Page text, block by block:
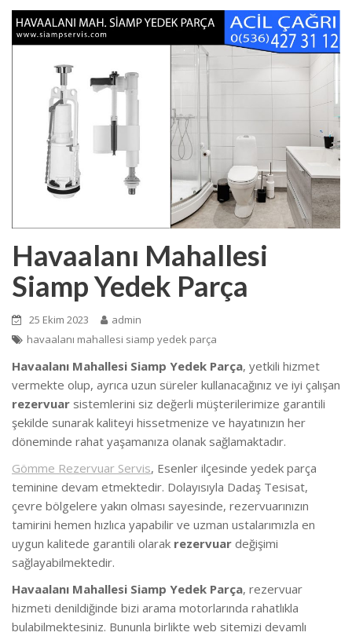
Havaalanı Mahallesi
Siamp Yedek Parça
25 Ekim 2023
admin
havaalanı mahallesi siamp yedek parça
Havaalanı Mahallesi Siamp Yedek Parça, yetkili hizmet
vermekte olup, ayrıca uzun süreler kullanacağınız ve iyi çalışan
rezervuar sistemlerini siz değerli müşterilerimize garantili
şekilde sunarak kaliteyi hissetmenize ve hayatınızın her
döneminde rahat yaşamanıza olanak sağlamaktadır.
Gömme Rezervuar Servis, Esenler ilçesinde yedek parça
teminine devam etmektedir. Dolayısıyla Dadaş Tesisat,
çevre bölgelere yakın olması sayesinde, rezervuarınızın
tamirini hemen hızlıca yapabilir ve uzman ustalarımızla en
uygun kalitede garantili olarak rezervuar değişimi
sağlayabilmektedir.
Havaalanı Mahallesi Siamp Yedek Parça, rezervuar
hizmeti denildiğinde bizi arama motorlarında rahatlıkla
bulabilmektesiniz. Bununla birlikte web sitemizi devamlı